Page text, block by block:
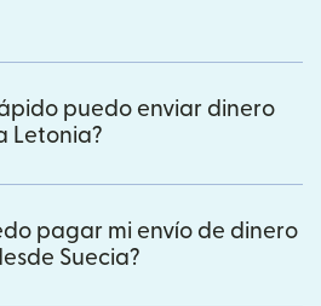
puedo enviar dinero
Letonia?
pagar mi envío de dinero
Suecia?